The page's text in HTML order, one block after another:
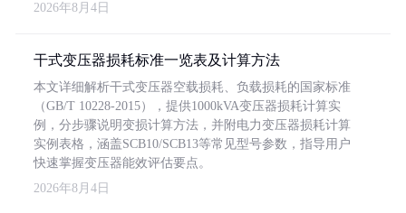
2026年8月4日
干式变压器损耗标准一览表及计算方法
本文详细解析干式变压器空载损耗、负载损耗的国家标准
（GB/T 10228-2015），提供1000kVA变压器损耗计算实
例，分步骤说明变损计算方法，并附电力变压器损耗计算
实例表格，涵盖SCB10/SCB13等常见型号参数，指导用户
快速掌握变压器能效评估要点。
2026年8月4日